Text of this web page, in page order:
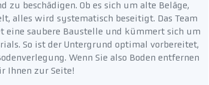
beschädigen. Ob es sich um alte Beläge,
alles wird systematisch beseitigt. Das Team
eine saubere Baustelle und kümmert sich um
So ist der Untergrund optimal vorbereitet,
Wenn Sie also Boden entfernen
Ihnen zur Seite!